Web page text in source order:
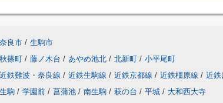
奈良市 / 生駒市
秋篠町 / 藤ノ木台 / あやめ池北 / 北新町 / 小平尾町
近鉄難波・奈良線 / 近鉄生駒線 / 近鉄京都線 / 近鉄橿原線 / 近鉄
生駒 / 学園前 / 菖蒲池 / 南生駒 / 萩の台 / 平城 / 大和西大寺